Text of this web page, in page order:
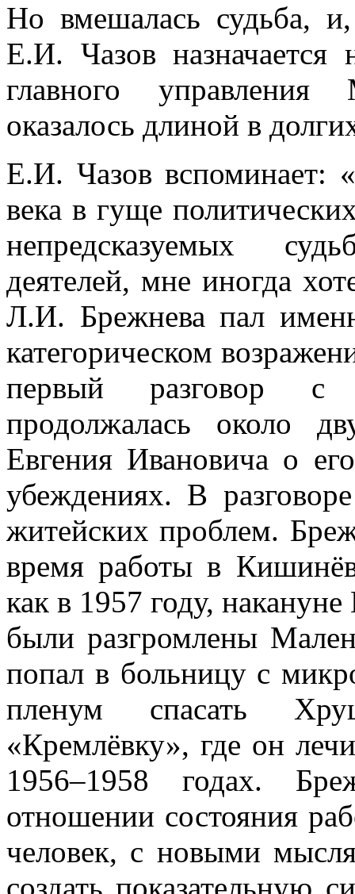
Но вмешалась судьба,
Е.И. Чазов назначается
главного управления
оказалось длиной в
Е.И. Чазов вспоминает:
века в гуще
непредсказуемых
деятелей, мне иногда
Л.И. Брежнева пал
категорическом
первый разговор
продолжалась около
Евгения Ивановича о
убеждениях. В
житейских проблем.
время работы в
как в 1957 году,
были разгромлены
попал в больницу с
пленум спасать
«Кремлёвку», где он
1956–1958 годах.
отношении состояния
человек, с новыми